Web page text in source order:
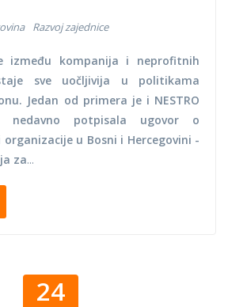
Razvoj zajednice
između kompanija i neprofitnih
sve uočljivija u politikama
Jedan od primera je i NESTRO
potpisala ugovor o
u Bosni i Hercegovini -
za...
24